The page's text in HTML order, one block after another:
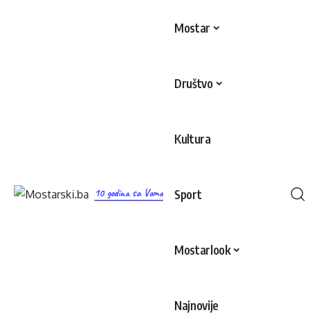
10 godina sa Vama
Mostar
Društvo
Kultura
Sport
Mostarlook
Najnovije